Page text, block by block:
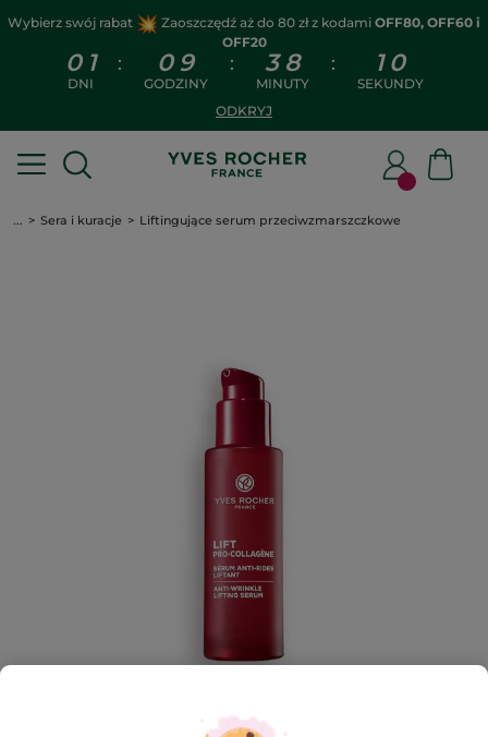
Wybierz swój rabat Zaoszczędź aż do 80 zł z kodami OFF80, OFF60 i
OFF20
0 1
DNI
: 0 9
GODZINY
: 3 8
MINUTY
: 0 9
SEKUNDY
ODKRYJ
... Sera i kuracje Liftingujące serum przeciwzmarszczkowe